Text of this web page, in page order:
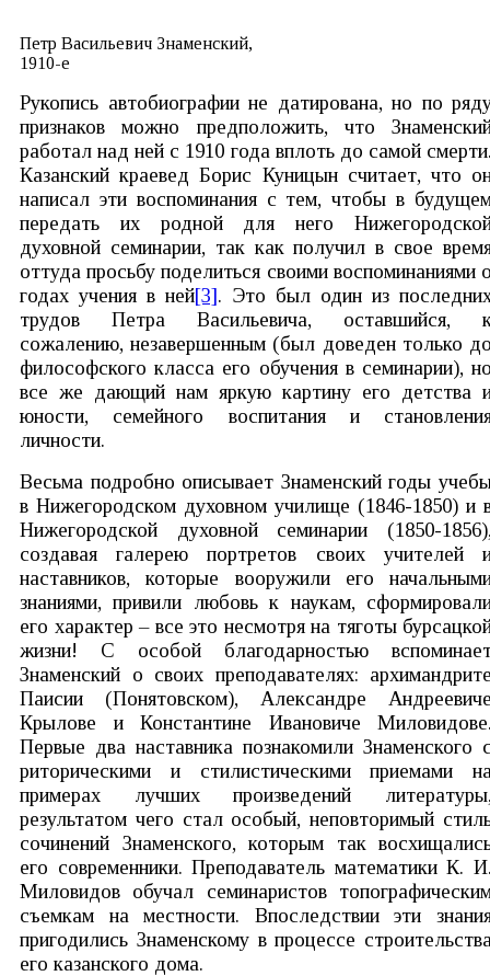
Петр Васильевич Знаменский,
1910-е
Рукопись автобиографии не датирована, но по
признаков можно предположить, что
работал над ней с 1910 года вплоть до самой
Казанский краевед Борис Куницын считает, что
написал эти воспоминания с тем, чтобы в
передать их родной для него
духовной семинарии, так как получил в свое
оттуда просьбу поделиться своими воспоминаниями
годах учения в ней[3]. Это был один из
трудов Петра Васильевича, оставшийся,
сожалению, незавершенным (был доведен только
философского класса его обучения в семинарии),
все же дающий нам яркую картину его детства
юности, семейного воспитания и
личности.
Весьма подробно описывает Знаменский годы
в Нижегородском духовном училище (1846-1850) и
Нижегородской духовной семинарии (1850-
создавая галерею портретов своих учителей
наставников, которые вооружили его
знаниями, привили любовь к наукам,
его характер – все это несмотря на тяготы
жизни! С особой благодарностью
Знаменский о своих преподавателях:
Паисии (Понятовском), Александре
Крылове и Константине Ивановиче
Первые два наставника познакомили Знаменского
риторическими и стилистическими приемами
примерах лучших произведений
результатом чего стал особый, неповторимый
сочинений Знаменского, которым так
его современники. Преподаватель математики К.
Миловидов обучал семинаристов
съемкам на местности. Впоследствии эти
пригодились Знаменскому в процессе
его казанского дома.